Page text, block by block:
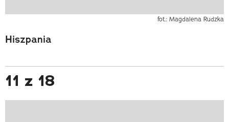
fot.: Magdalena Rudzka
Hiszpania
11 z 18